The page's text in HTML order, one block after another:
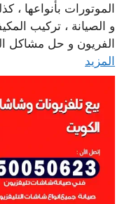
الموتورات بأنواعها
و الصيانة ، تركيب
الفريون و حل مشاكل
المزيد